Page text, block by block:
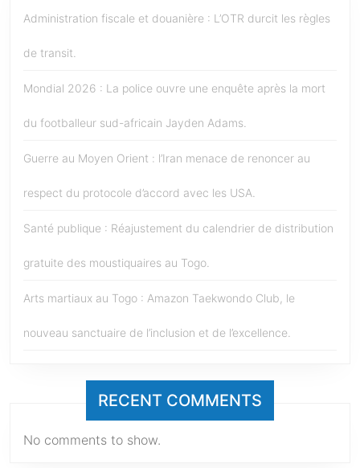
Administration fiscale et douanière : L’OTR durcit les règles
de transit.
Mondial 2026 : La police ouvre une enquête après la mort
du footballeur sud-africain Jayden Adams.
Guerre au Moyen Orient : l’Iran menace de renoncer au
respect du protocole d’accord avec les USA.
Santé publique : Réajustement du calendrier de distribution
gratuite des moustiquaires au Togo.
Arts martiaux au Togo : Amazon Taekwondo Club, le
nouveau sanctuaire de l’inclusion et de l’excellence.
RECENT COMMENTS
No comments to show.